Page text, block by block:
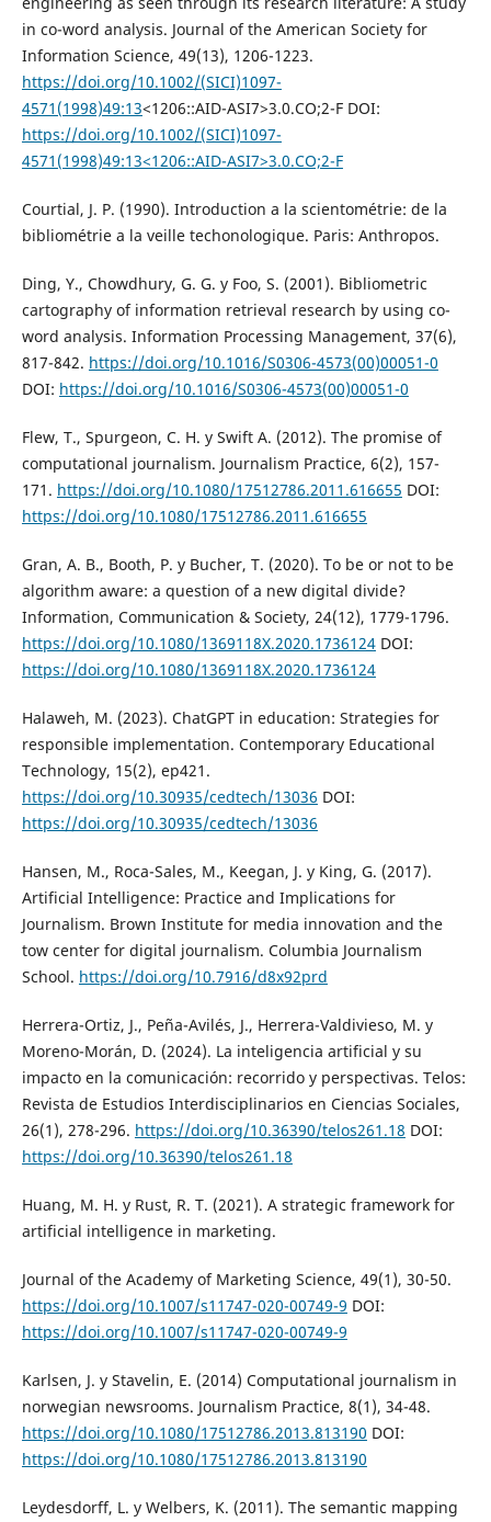
in co-word analysis. Journal of the American Society for
Information Science, 49(13), 1206-1223.
https://doi.org/10.1002/(SICI)1097-
4571(1998)49:13<1206::AID-ASI7>3.0.CO;2-F DOI:
https://doi.org/10.1002/(SICI)1097-
4571(1998)49:13<1206::AID-ASI7>3.0.CO;2-F
Courtial, J. P. (1990). Introduction a la scientométrie: de la
bibliométrie a la veille techonologique. Paris: Anthropos.
Ding, Y., Chowdhury, G. G. y Foo, S. (2001). Bibliometric
cartography of information retrieval research by using co-
word analysis. Information Processing Management, 37(6),
817-842. https://doi.org/10.1016/S0306-4573(00)00051-0
DOI: https://doi.org/10.1016/S0306-4573(00)00051-0
Flew, T., Spurgeon, C. H. y Swift A. (2012). The promise of
computational journalism. Journalism Practice, 6(2), 157-
171. https://doi.org/10.1080/17512786.2011.616655 DOI:
https://doi.org/10.1080/17512786.2011.616655
Gran, A. B., Booth, P. y Bucher, T. (2020). To be or not to be
algorithm aware: a question of a new digital divide?
Information, Communication & Society, 24(12), 1779-1796.
https://doi.org/10.1080/1369118X.2020.1736124DOI:
https://doi.org/10.1080/1369118X.2020.1736124
Halaweh, M. (2023). ChatGPT in education: Strategies for
responsible implementation. Contemporary Educational
Technology, 15(2), ep421.
https://doi.org/10.30935/cedtech/13036 DOI:
https://doi.org/10.30935/cedtech/13036
Hansen, M., Roca-Sales, M., Keegan, J. y King, G. (2017).
Artificial Intelligence: Practice and Implications for
Journalism. Brown Institute for media innovation and the
tow center for digital journalism. Columbia Journalism
School. https://doi.org/10.7916/d8x92prd
Herrera-Ortiz, J., Peña-Avilés, J., Herrera-Valdivieso, M. y
Moreno-Morán, D. (2024). La inteligencia artificial y su
impacto en la comunicación: recorrido y perspectivas. Telos:
Revista de Estudios Interdisciplinarios en Ciencias Sociales,
26(1), 278-296. https://doi.org/10.36390/telos261.18 DOI:
https://doi.org/10.36390/telos261.18
Huang, M. H. y Rust, R. T. (2021). A strategic framework for
artificial intelligence in marketing.
Journal of the Academy of Marketing Science, 49(1), 30-50.
https://doi.org/10.1007/s11747-020-00749-9 DOI:
https://doi.org/10.1007/s11747-020-00749-9
Karlsen, J. y Stavelin, E. (2014) Computational journalism in
norwegian newsrooms. Journalism Practice, 8(1), 34-48.
https://doi.org/10.1080/17512786.2013.813190 DOI:
https://doi.org/10.1080/17512786.2013.813190
Leydesdorff, L. y Welbers, K. (2011). The semantic mapping